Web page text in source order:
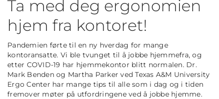
Ta med deg ergonomien
hjem fra kontoret!
Pandemien førte til en ny hverdag for mange
kontoransatte. Vi ble tvunget til å jobbe hjemmefra, og
etter COVID-19 har hjemmekontor blitt normalen. Dr.
Mark Benden og Martha Parker ved Texas A&M University
Ergo Center har mange tips til alle som i dag og i tiden
fremover møter på utfordringene ved å jobbe hjemme.